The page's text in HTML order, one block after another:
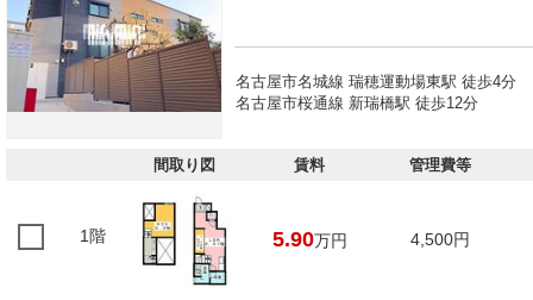
名古屋市名城線 瑞穂運動場東駅 徒歩4分
名古屋市桜通線 新瑞橋駅 徒歩12分
間取り図 賃料 管理費等
1階 5.90万円 4,500円